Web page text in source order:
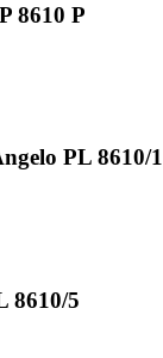
8610 P
PL 8610/1
8610/5